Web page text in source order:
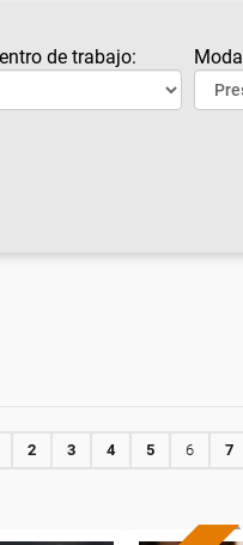
de trabajo:
2 3 4 5 6 7